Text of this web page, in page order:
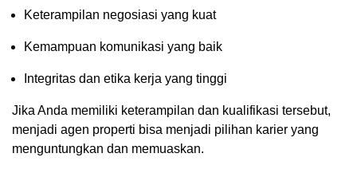
Keterampilan negosiasi yang kuat
Kemampuan komunikasi yang baik
Integritas dan etika kerja yang tinggi
Jika Anda memiliki keterampilan dan kualifikasi tersebut,
menjadi agen properti bisa menjadi pilihan karier yang
menguntungkan dan memuaskan.